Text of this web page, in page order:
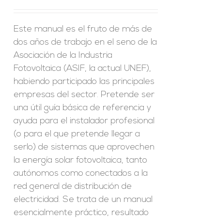
Este manual es el fruto de más de
dos años de trabajo en el seno de la
Asociación de la Industria
Fotovoltaica (ASIF, la actual UNEF),
habiendo participado las principales
empresas del sector. Pretende ser
una útil guía básica de referencia y
ayuda para el instalador profesional
(o para el que pretende llegar a
serlo) de sistemas que aprovechen
la energía solar fotovoltaica, tanto
autónomos como conectados a la
red general de distribución de
electricidad. Se trata de un manual
esencialmente práctico, resultado